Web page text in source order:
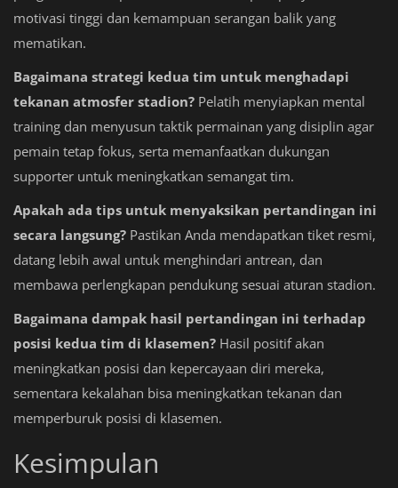
motivasi tinggi dan kemampuan serangan balik yang
mematikan.
Bagaimana strategi kedua tim untuk menghadapi
tekanan atmosfer stadion? Pelatih menyiapkan mental
training dan menyusun taktik permainan yang disiplin agar
pemain tetap fokus, serta memanfaatkan dukungan
supporter untuk meningkatkan semangat tim.
Apakah ada tips untuk menyaksikan pertandingan ini
secara langsung? Pastikan Anda mendapatkan tiket resmi,
datang lebih awal untuk menghindari antrean, dan
membawa perlengkapan pendukung sesuai aturan stadion.
Bagaimana dampak hasil pertandingan ini terhadap
posisi kedua tim di klasemen? Hasil positif akan
meningkatkan posisi dan kepercayaan diri mereka,
sementara kekalahan bisa meningkatkan tekanan dan
memperburuk posisi di klasemen.
Kesimpulan